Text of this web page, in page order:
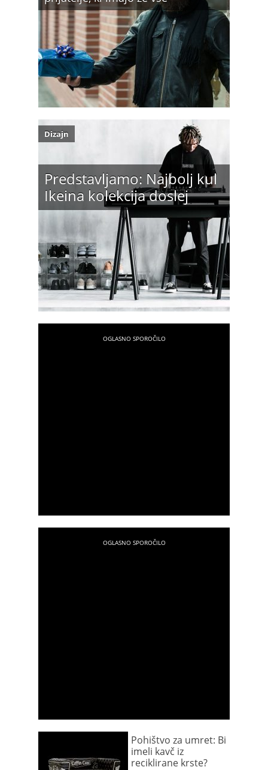
Predstavljamo: Najbolj kul
Ikeina kolekcija doslej
Dizajn
Pohištvo za umret: Bi
imeli kavč iz
reciklirane krste?